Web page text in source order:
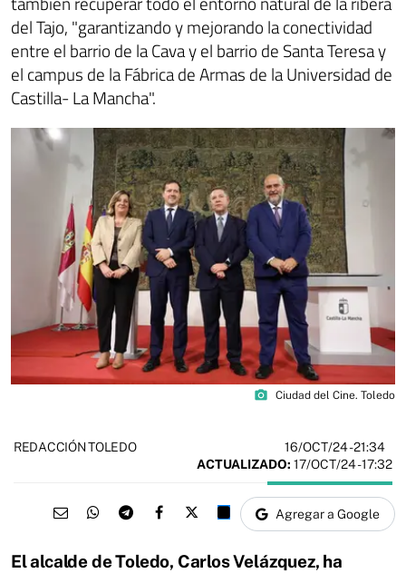
del Tajo, "garantizando y mejorando la conectividad
entre el barrio de la Cava y el barrio de Santa Teresa y
el campus de la Fábrica de Armas de la Universidad de
Castilla- La Mancha".
photo_camera Ciudad del Cine. Toledo
REDACCIÓN TOLEDO 16/OCT/24- 21:34
ACTUALIZADO: 17/OCT/24 - 17:32
Agregar a Google
El alcalde de Toledo, Carlos Velázquez, ha